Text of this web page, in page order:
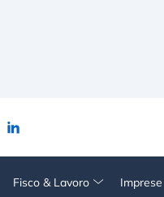
Fisco & Lavoro Imprese